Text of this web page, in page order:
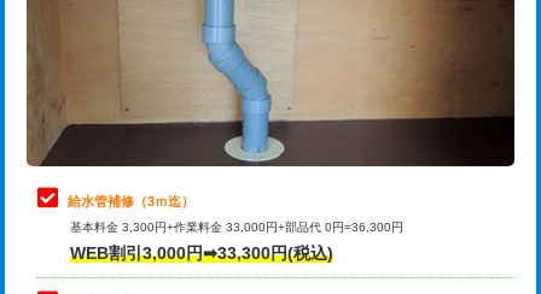
排水管工事（土の掘削・埋め戻し作
11,000円~
排水管工事（排水管工事/3ｍまで） 55,000円
排水管工事（追加 排水管工事/3ｍ超
マス交換（土の掘削・埋め戻し作業）
マス交換（深さ50㎝未満）
8,800円
止水・漏水調査・防水処理・清掃・修
理・調整・分解・加工など（軽作業）
11,000円
止水・漏水調査・防水処理・清掃・修
理・調整・分解・加工など（中作業）
止水・漏水調査・防水処理・清掃・修
理・調整・分解・加工など（重作業）
33,000円
給水管補修（3ｍ迄）
基本料金 3,300円+作業料金 33,000円+部品代 0円=36,300円
WEB割引3,000円➡33,300円(税込)